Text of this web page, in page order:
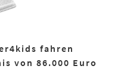
fahren
von 86.000 Euro